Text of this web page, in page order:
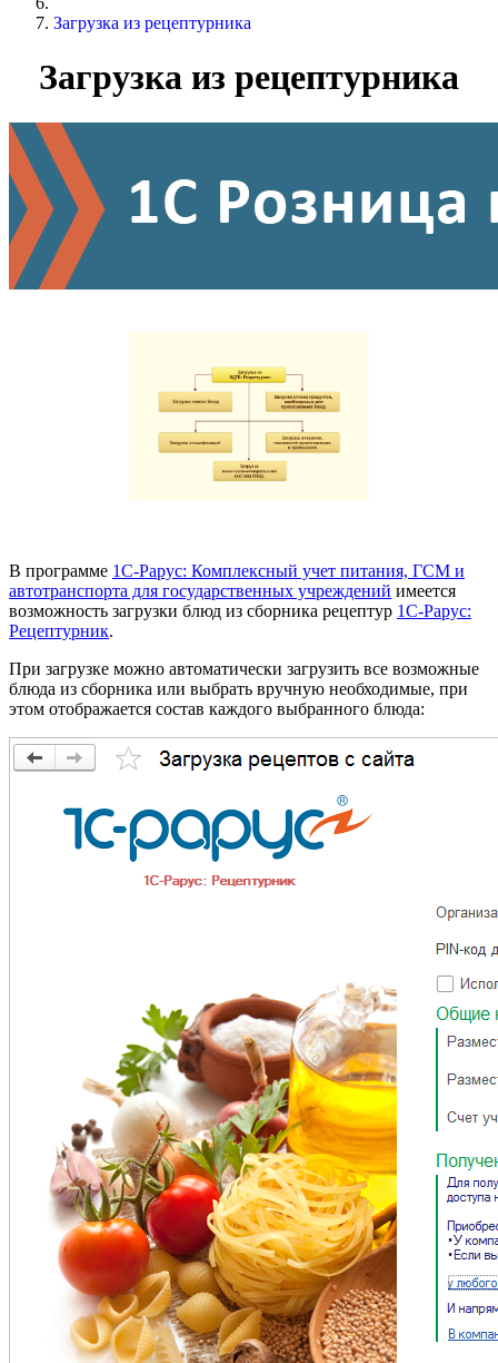
Загрузка из рецептурника
Загрузка из рецептурника
В программе 1С-Рарус: Комплексный учет питания, ГСМ и
автотранспорта для государственных учреждений имеется
возможность загрузки блюд из сборника рецептур 1С-Рарус:
Рецептурник.
При загрузке можно автоматически загрузить все возможные
блюда из сборника или выбрать вручную необходимые, при
этом отображается состав каждого выбранного блюда: